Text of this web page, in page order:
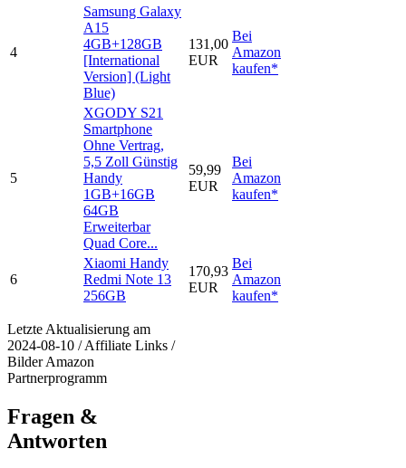
4
Samsung Galaxy
A15
4GB+128GB
[International
Version] (Light
Blue)
131,00
EUR
Bei
Amazon
kaufen*
5
XGODY S21
Smartphone
Ohne Vertrag,
5,5 Zoll Günstig
Handy
1GB+16GB
64GB
Erweiterbar
Quad Core...
59,99
EUR
Bei
Amazon
kaufen*
6
Xiaomi Handy
Redmi Note 13
256GB
170,93
EUR
Bei
Amazon
kaufen*
Letzte Aktualisierung am
2024-08-10 / Affiliate Links /
Bilder Amazon
Partnerprogramm
Fragen &
Antworten